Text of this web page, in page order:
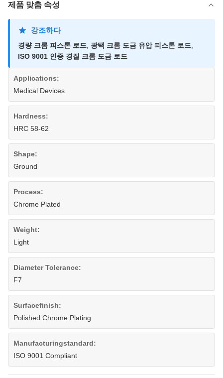
제품 맞춤 속성
강조하다
경량 크롬 피스톤 로드 광택 크롬 도금 유압 피스톤 로드
ISO 9001 인증 경질 크롬 도금 로드
Applications:
Medical Devices
Hardness:
HRC 58-62
Shape:
Ground
Process:
Chrome Plated
Weight:
Light
Diameter Tolerance:
F7
Surfacefinish:
Polished Chrome Plating
Manufacturingstandard:
ISO 9001 Compliant